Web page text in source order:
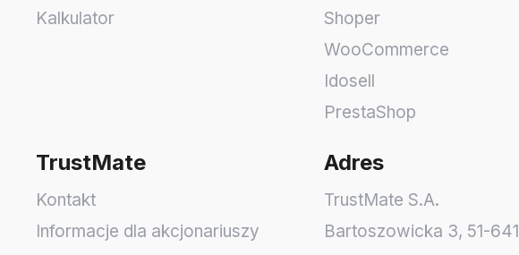
Kalkulator
Shoper
WooCommerce
Idosell
PrestaShop
TrustMate
Kontakt
Informacje dla akcjonariuszy
Adres
TrustMate S.A.
Bartoszowicka 3, 51-641